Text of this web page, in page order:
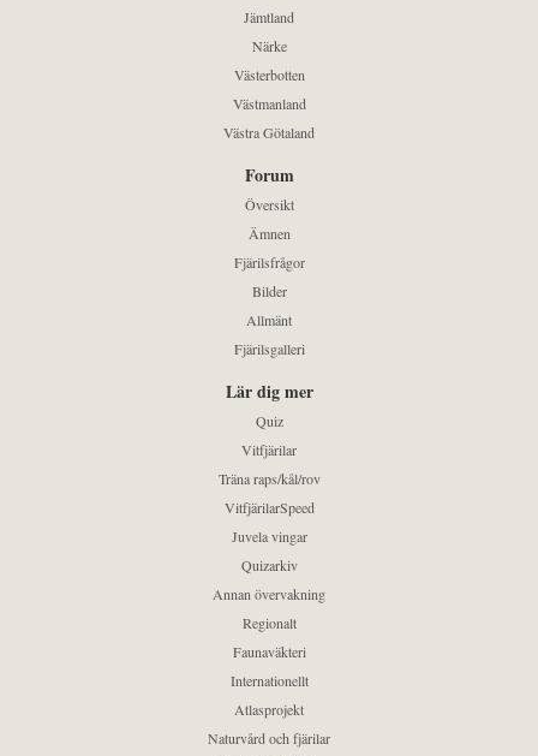
Jämtland
Närke
Västerbotten
Västmanland
Västra Götaland
Forum
Översikt
Ämnen
Fjärilsfrågor
Bilder
Allmänt
Fjärilsgalleri
Lär dig mer
Quiz
Vitfjärilar
Träna raps/kål/rov
VitfjärilarSpeed
Juvela vingar
Quizarkiv
Annan övervakning
Regionalt
Faunaväkteri
Internationellt
Atlasprojekt
Naturvård och fjärilar